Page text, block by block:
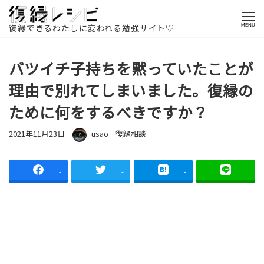
復縁できるわたしに変われる勉強サイト♡ MENU
ホームページ 記事一覧
バツイチ子持ちを黙っていた
ことが理由で別れてしまいました。復縁のために何をするべきですか？
バツイチ子持ちを黙っていたことが
理由で別れてしまいました。復縁の
ために何をするべきですか？
投稿日
2021年11月23日 著者 usao カテゴリー
復縁相談
- - -